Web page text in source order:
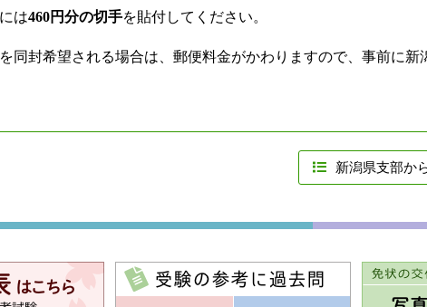
は460円分の切手を貼付してください。
同封希望される場合は、郵便料金がかわりますので、事前に新
新潟県支部か